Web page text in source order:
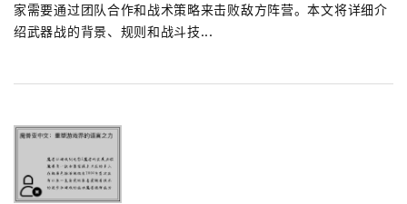
家需要通过团队合作和战术策略来击败敌方阵营。本文将详细介
绍武器战的背景、规则和战斗技...